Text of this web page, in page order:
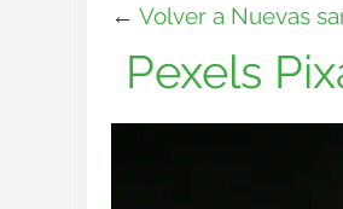
← Volver a Nuevas
Pexels